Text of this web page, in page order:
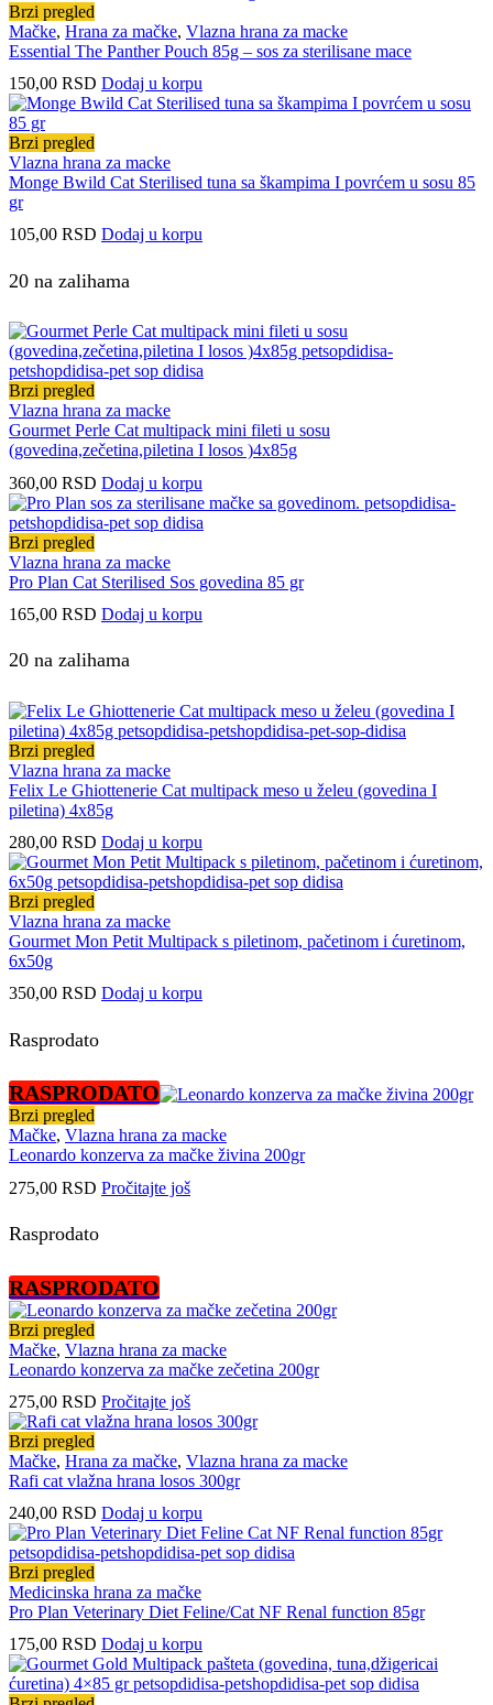
Brzi pregled
Mačke, Hrana za mačke, Vlazna hrana za macke
Essential The Panther Pouch 85g – sos za sterilisane mace
150,00 RSD Dodaj u korpu
Brzi pregled
Vlazna hrana za macke
Monge Bwild Cat Sterilised tuna sa škampima I povrćem u sosu 85
gr
105,00 RSD Dodaj u korpu
20 na zalihama
Brzi pregled
Vlazna hrana za macke
Gourmet Perle Cat multipack mini fileti u sosu
(govedina,zečetina,piletina I losos )4x85g
360,00 RSD Dodaj u korpu
Brzi pregled
Vlazna hrana za macke
Pro Plan Cat Sterilised Sos govedina 85 gr
165,00 RSD Dodaj u korpu
20 na zalihama
Brzi pregled
Vlazna hrana za macke
Felix Le Ghiottenerie Cat multipack meso u želeu (govedina I
piletina) 4x85g
280,00 RSD Dodaj u korpu
Brzi pregled
Vlazna hrana za macke
Gourmet Mon Petit Multipack s piletinom, pačetinom i ćuretinom,
6x50g
350,00 RSD Dodaj u korpu
Rasprodato
RASPRODATO
Brzi pregled
Mačke, Vlazna hrana za macke
Leonardo konzerva za mačke živina 200gr
275,00 RSD Pročitajte još
Rasprodato
RASPRODATO
Brzi pregled
Mačke, Vlazna hrana za macke
Leonardo konzerva za mačke zečetina 200gr
275,00 RSD Pročitajte još
Brzi pregled
Mačke, Hrana za mačke, Vlazna hrana za macke
Rafi cat vlažna hrana losos 300gr
240,00 RSD Dodaj u korpu
Brzi pregled
Medicinska hrana za mačke
Pro Plan Veterinary Diet Feline/Cat NF Renal function 85gr
175,00 RSD Dodaj u korpu